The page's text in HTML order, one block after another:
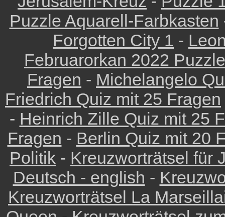
Puzzle Aquarell-Farbkasten
Forgotten City 1 -
Februarorkan 2022 Puzzle
Fragen - Michelangelo
Friedrich Quiz mit 25 Fragen
- Heinrich Zille Quiz mit 25
Fragen - Berlin Quiz mit 20
Politik - Kreuzworträtsel für
Deutsch - english -
Kreuzworträtsel La